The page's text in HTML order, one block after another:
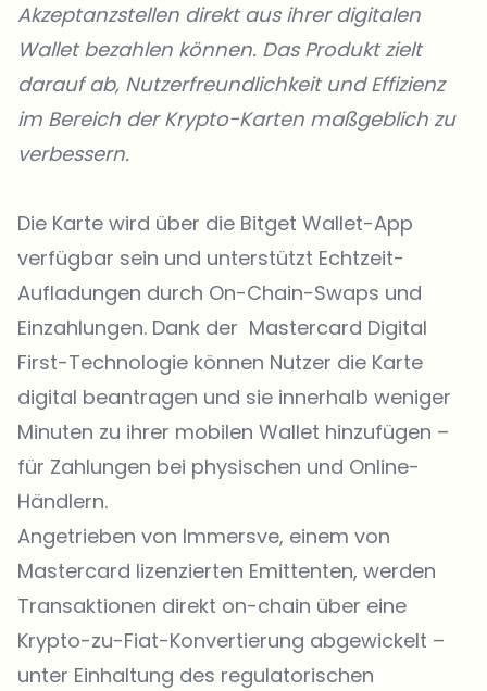
Akzeptanzstellen direkt aus ihrer digitalen
Wallet bezahlen können. Das Produkt zielt
darauf ab, Nutzerfreundlichkeit und Effizienz
im Bereich der Krypto-Karten maßgeblich zu
verbessern.
Die Karte wird über die Bitget Wallet-App
verfügbar sein und unterstützt Echtzeit-
Aufladungen durch On-Chain-Swaps und
Einzahlungen. Dank der Mastercard Digital
First-Technologie können Nutzer die Karte
digital beantragen und sie innerhalb weniger
Minuten zu ihrer mobilen Wallet hinzufügen –
für Zahlungen bei physischen und Online-
Händlern.
Angetrieben von Immersve, einem von
Mastercard lizenzierten Emittenten, werden
Transaktionen direkt on-chain über eine
Krypto-zu-Fiat-Konvertierung abgewickelt –
unter Einhaltung des regulatorischen